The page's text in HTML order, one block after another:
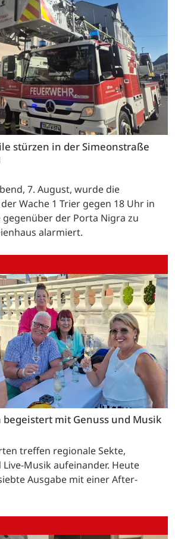
stürzen in der Simeonstraße
7. August, wurde die
Wache 1 Trier gegen 18 Uhr in
der Porta Nigra zu
alarmiert.
begeistert mit Genuss und Musik
treffen regionale Sekte,
Musik aufeinander. Heute
Ausgabe mit einer After-